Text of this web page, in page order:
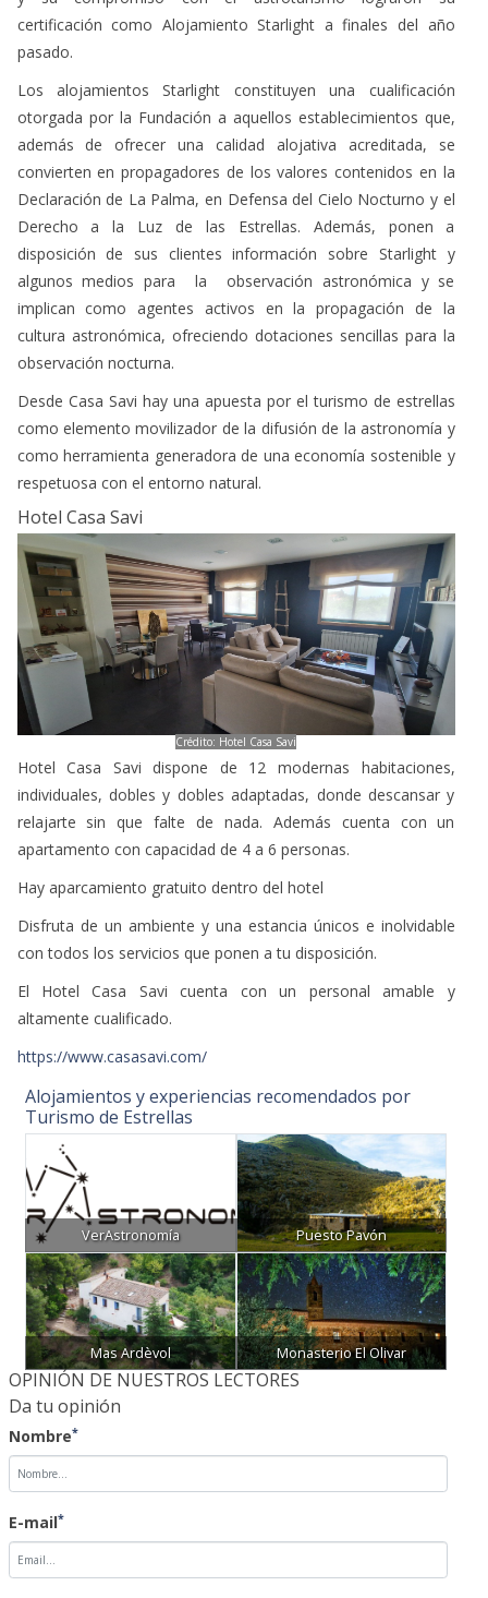
certificación como Alojamiento Starlight a finales del año
pasado.
Los alojamientos Starlight constituyen una cualificación
otorgada por la Fundación a aquellos establecimientos que,
además de ofrecer una calidad alojativa acreditada, se
convierten en propagadores de los valores contenidos en la
Declaración de La Palma, en Defensa del Cielo Nocturno y el
Derecho a la Luz de las Estrellas. Además, ponen a
disposición de sus clientes información sobre Starlight y
algunos medios para la observación astronómica y se
implican como agentes activos en la propagación de la
cultura astronómica, ofreciendo dotaciones sencillas para la
observación nocturna.
Desde Casa Savi hay una apuesta por el turismo de estrellas
como elemento movilizador de la difusión de la astronomía y
como herramienta generadora de una economía sostenible y
respetuosa con el entorno natural.
Hotel Casa Savi
Crédito: Hotel Casa Savi
Hotel Casa Savi dispone de 12 modernas habitaciones,
individuales, dobles y dobles adaptadas, donde descansar y
relajarte sin que falte de nada. Además cuenta con un
apartamento con capacidad de 4 a 6 personas.
Hay aparcamiento gratuito dentro del hotel
Disfruta de un ambiente y una estancia únicos e inolvidable
con todos los servicios que ponen a tu disposición.
El Hotel Casa Savi cuenta con un personal amable y
altamente cualificado.
https://www.casasavi.com/
Alojamientos y experiencias recomendados por
Turismo de Estrellas
VerAstronomía Puesto Pavón
Mas Ardèvol Monasterio El Olivar
OPINIÓN DE NUESTROS LECTORES
Da tu opinión
Nombre*
E-mail*